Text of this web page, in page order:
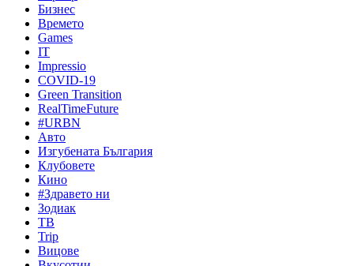
Бизнес
Времето
Games
IT
Impressio
COVID-19
Green Transition
RealTimeFuture
#URBN
Авто
Изгубената България
Клубовете
Кино
#Здравето ни
Зодиак
ТВ
Trip
Вицове